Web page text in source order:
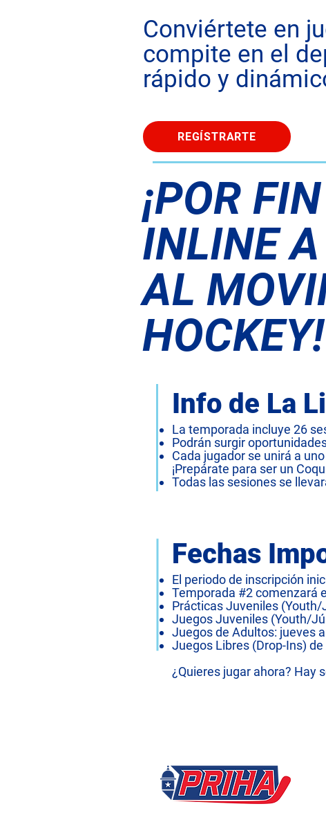
Conviértete en
compite en el
rápido y
REGÍSTRARTE
¡POR
INLINE
AL
HOCKEY!
Info de La
La temporada incluye 26
Podrán surgir
Cada jugador se unirá a
¡Prepárate para ser un
Todas las sesiones se
Fechas
El periodo de inscripción
Temporada #2 comenzará
Prácticas Juveniles (Youth/
Juegos Juveniles (Youth/
Juegos de Adultos: jueves
Juegos Libres (Drop-Ins)
¿Quieres jugar ahora? Hay